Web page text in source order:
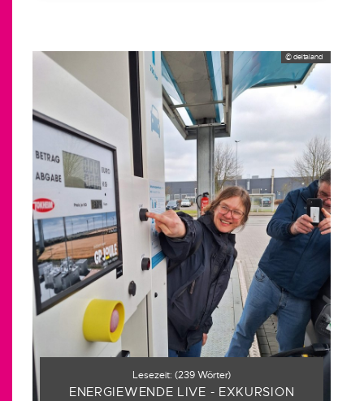
© deltaland
Lesezeit:(239Wörter)
ENERGIEWENDE LIVE - EXKURSION